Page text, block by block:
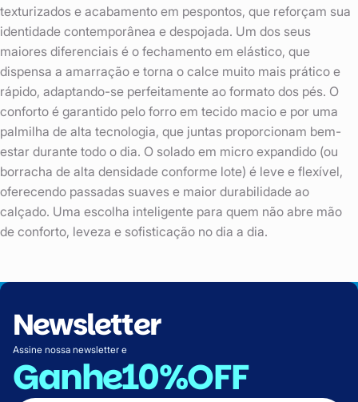
texturizados e acabamento em pespontos, que reforçam sua
identidade contemporânea e despojada. Um dos seus
maiores diferenciais é o fechamento em elástico, que
dispensa a amarração e torna o calce muito mais prático e
rápido, adaptando-se perfeitamente ao formato dos pés. O
conforto é garantido pelo forro em tecido macio e por uma
palmilha de alta tecnologia, que juntas proporcionam bem-
estar durante todo o dia. O solado em micro expandido (ou
borracha de alta densidade conforme lote) é leve e flexível,
oferecendo passadas suaves e maior durabilidade ao
calçado. Uma escolha inteligente para quem não abre mão
de conforto, leveza e sofisticação no dia a dia.
Newsletter
Assine nossa newsletter e
Ganhe10%OFF